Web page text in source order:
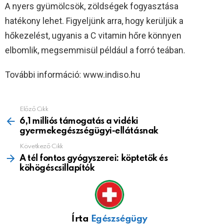
A nyers gyümölcsök, zöldségek fogyasztása
hatékony lehet. Figyeljünk arra, hogy kerüljük a
hőkezelést, ugyanis a C vitamin hőre könnyen
elbomlik, megsemmisül például a forró teában.
További információ: www.indiso.hu
more
Előző Cikk
6,1 milliós támogatás a vidéki
gyermekegészségügyi-ellátásnak
Következő Cikk
A tél fontos gyógyszerei: köptetők és
köhögéscsillapítók
Írta Egészségügy